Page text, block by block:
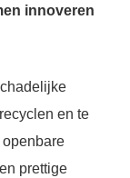
innoveren
en te
prettige